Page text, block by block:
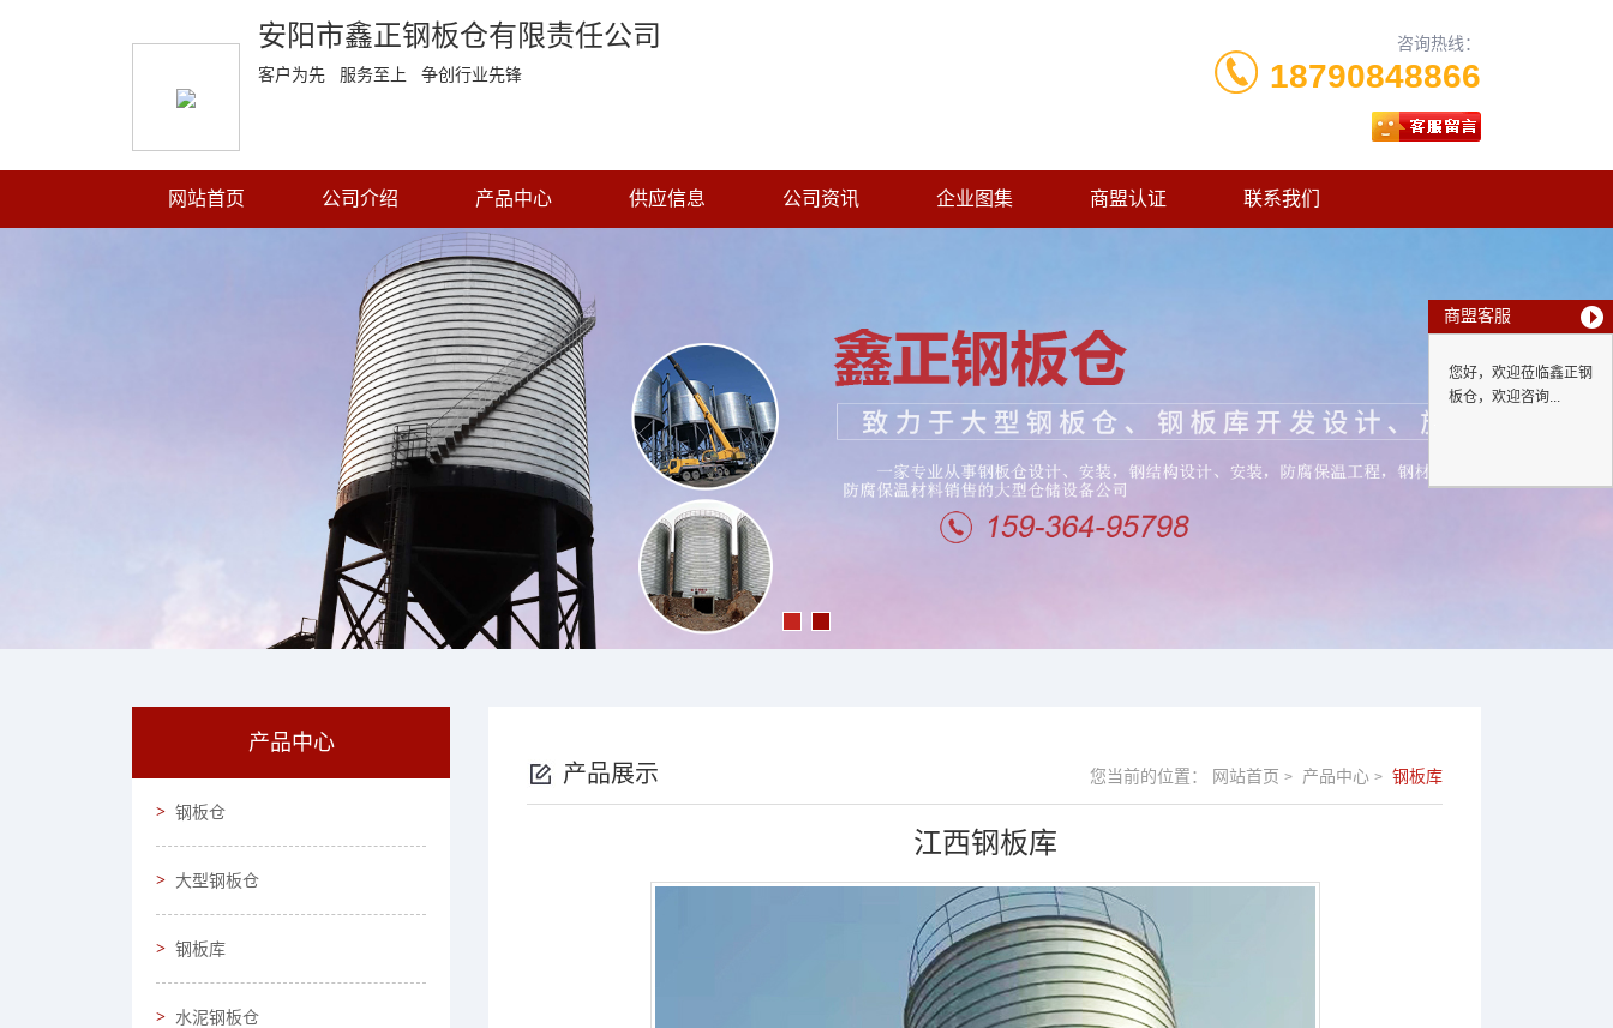
安阳市鑫正钢板仓有限责任公司
客户为先 服务至上 争创行业先锋
咨询热线：
18790848866
网站首页 公司介绍 产品中心 供应信息 公司资讯 企业图集 商盟认证 联系我们
产品中心
钢板仓
大型钢板仓
钢板库
水泥钢板仓
产品展示 您当前的位置： 网站首页 > 产品中心 > 钢板库
江西钢板库
商盟客服
您好，欢迎莅临鑫正钢
板仓，欢迎咨询...